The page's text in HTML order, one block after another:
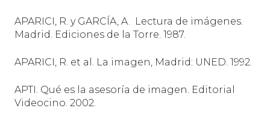
APARICI, R. y GARCÍA, A.
Lectura de imágenes.
Madrid. Ediciones de la Torre. 1987.
APARICI, R. et al. La imagen, Madrid: UNED. 1992.
APTI. Qué es la asesoría de imagen. Editorial
Videocino. 2002.